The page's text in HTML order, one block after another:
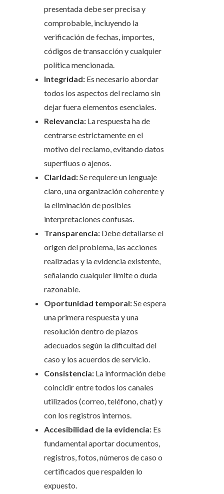
presentada debe ser precisa y
comprobable, incluyendo la
verificación de fechas, importes,
códigos de transacción y cualquier
política mencionada.
Integridad: Es necesario abordar
todos los aspectos del reclamo sin
dejar fuera elementos esenciales.
Relevancia: La respuesta ha de
centrarse estrictamente en el
motivo del reclamo, evitando datos
superfluos o ajenos.
Claridad:Se requiere un lenguaje
claro, una organización coherente y
la eliminación de posibles
interpretaciones confusas.
Transparencia: Debe detallarse el
origen del problema, las acciones
realizadas y la evidencia existente,
señalando cualquier límite o duda
razonable.
Oportunidad temporal:Se espera
una primera respuesta y una
resolución dentro de plazos
adecuados según la dificultad del
caso y los acuerdos de servicio.
Consistencia: La información debe
coincidir entre todos los canales
utilizados (correo, teléfono, chat) y
con los registros internos.
Accesibilidad de la evidencia: Es
fundamental aportar documentos,
registros, fotos, números de caso o
certificados que respalden lo
expuesto.